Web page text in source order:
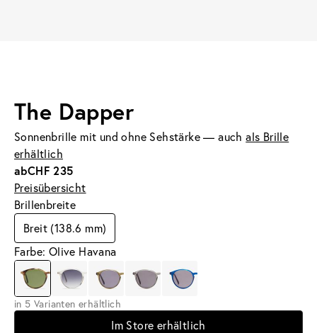
The Dapper
Sonnenbrille mit und ohne Sehstärke — auchals Brille
erhältlich
abCHF 235
Preisübersicht
Brillenbreite
Breit (138.6 mm)
Farbe: Olive Havana
in 5 Varianten erhältlich
Im Store erhältlich